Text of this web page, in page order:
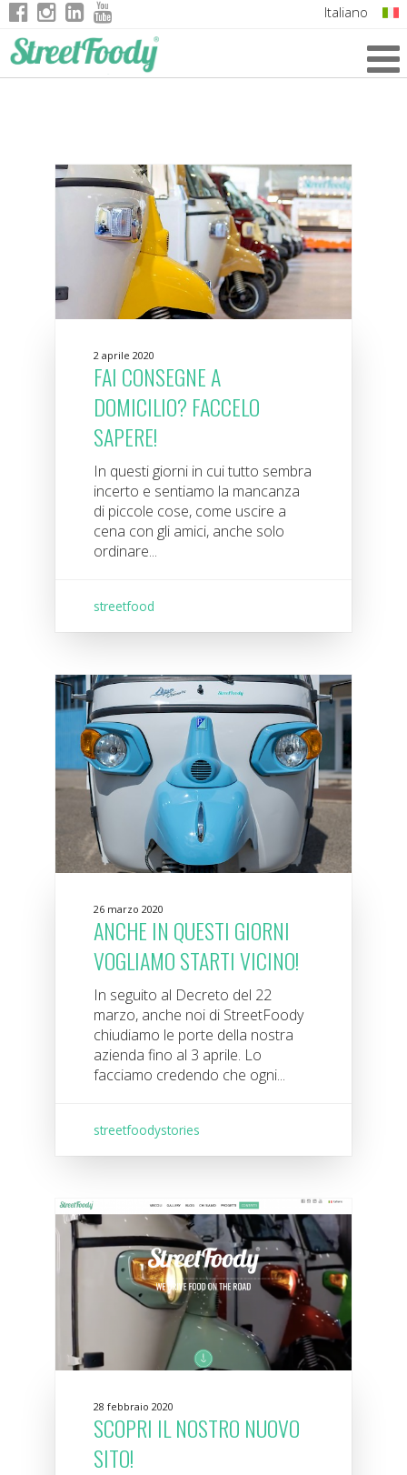
Italiano
2 aprile 2020
FAI CONSEGNE A
DOMICILIO? FACCELO
SAPERE!
In questi giorni in cui tutto sembra
incerto e sentiamo la mancanza
di piccole cose, come uscire a
cena con gli amici, anche solo
ordinare...
streetfood
26 marzo 2020
ANCHE IN QUESTI GIORNI
VOGLIAMO STARTI VICINO!
In seguito al Decreto del 22
marzo, anche noi di StreetFoody
chiudiamo le porte della nostra
azienda fino al 3 aprile. Lo
facciamo credendo che ogni...
streetfoodystories
28 febbraio 2020
SCOPRI IL NOSTRO NUOVO
SITO!